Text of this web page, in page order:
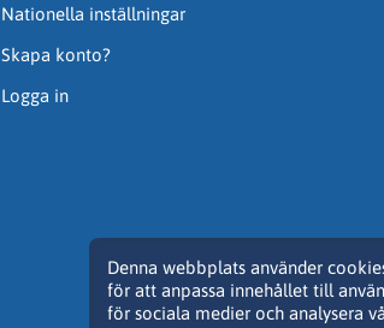
Denna webbplats använder
för att anpassa innehållet till
för sociala medier och analysera
Nationella inställningar
Skapa konto?
Logga in